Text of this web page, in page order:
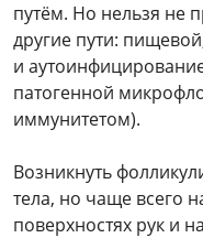
путём. Но нельзя не
другие пути:
и
патогенной
иммунитетом).
Возникнуть
тела, но чаще всего
поверхностях рук и